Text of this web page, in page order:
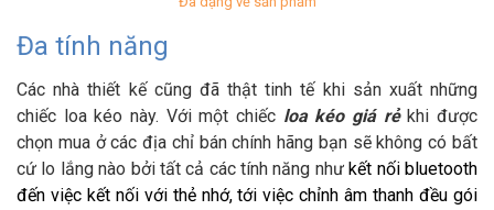
Đa tính năng
Các nhà thiết kế cũng đã thật tinh tế khi sản xuất những
chiếc loa kéo này. Với một chiếc loa kéo giá rẻkhi được
chọn mua ở các địa chỉ bán chính hãng bạn sẽ không có bất
cứ lo lắng nào bởi tất cả các tính năng nhưkết nối bluetooth
đến việc kết nối với thẻ nhớ, tới việc chỉnh âm thanh đều gói